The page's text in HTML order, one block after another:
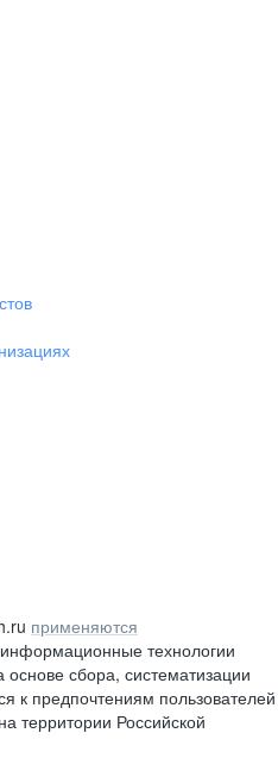
применяются
технологии
сбора, систематизации
к предпочтениям пользователей
территории Российской